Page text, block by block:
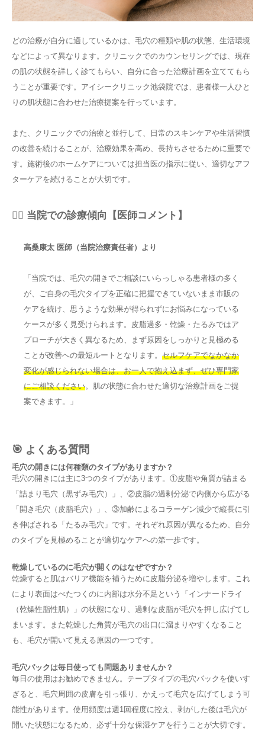
どの治療が自分に適しているかは、毛穴の種類や肌の状態、生活環境
などによって異なります。クリニックでのカウンセリングでは、現在
の肌の状態を詳しく診てもらい、自分に合った治療計画を立ててもら
うことが重要です。アイシークリニック池袋院では、患者様一人ひと
りの肌状態に合わせた治療提案を行っています。
また、クリニックでの治療と並行して、日常のスキンケアや生活習慣
の改善を続けることが、治療効果を高め、長持ちさせるために重要で
す。施術後のホームケアについては担当医の指示に従い、適切なアフ
ターケアを続けることが大切です。
👨‍⚕️ 当院での診療傾向【医師コメント】
高桑康太 医師（当院治療責任者）より
「当院では、毛穴の開きでご相談にいらっしゃる患者様の多く
が、ご自身の毛穴タイプを正確に把握できていないまま市販の
ケアを続け、思うような効果が得られずにお悩みになっている
ケースが多く見受けられます。皮脂過多・乾燥・たるみではア
プローチが大きく異なるため、まず原因をしっかりと見極める
ことが改善への最短ルートとなります。 セルフケアでなかなか
変化が感じられない場合は、お一人で抱え込まず、ぜひ専門家
にご相談ください。肌の状態に合わせた適切な治療計画をご提
案できます。」
🎯 よくある質問
毛穴の開きには何種類のタイプがありますか？
毛穴の開きには主に3つのタイプがあります。①皮脂や角質が詰まる
「詰まり毛穴（黒ずみ毛穴）」、②皮脂の過剰分泌で内側から広がる
「開き毛穴（皮脂毛穴）」、③加齢によるコラーゲン減少で縦長に引
き伸ばされる「たるみ毛穴」です。それぞれ原因が異なるため、自分
のタイプを見極めることが適切なケアへの第一歩です。
乾燥しているのに毛穴が開くのはなぜですか？
乾燥すると肌はバリア機能を補うために皮脂分泌を増やします。これ
により表面はべたつくのに内部は水分不足という「インナードライ
（乾燥性脂性肌）」の状態になり、過剰な皮脂が毛穴を押し広げてし
まいます。また乾燥した角質が毛穴の出口に溜まりやすくなること
も、毛穴が開いて見える原因の一つです。
毛穴パックは毎日使っても問題ありませんか？
毎日の使用はお勧めできません。テープタイプの毛穴パックを使いす
ぎると、毛穴周囲の皮膚を引っ張り、かえって毛穴を広げてしまう可
能性があります。使用頻度は週1回程度に控え、剥がした後は毛穴が
開いた状態になるため、必ず十分な保湿ケアを行うことが大切です。